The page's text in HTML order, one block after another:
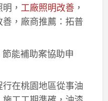
， 工廠照明改善，
，廠商推薦：拓普
節能補助案協助申
行在桃園地區從事油